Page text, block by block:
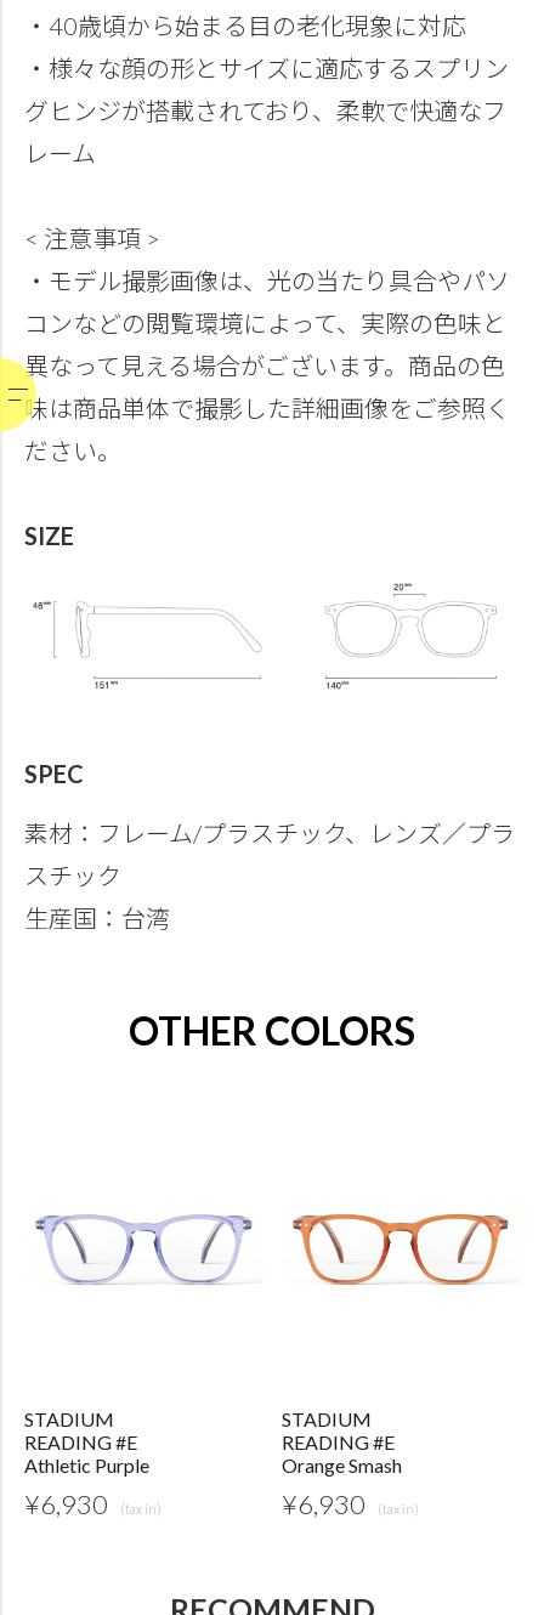
・40歳頃から始まる目の老化現象に対応
・様々な顔の形とサイズに適応するスプリン
グヒンジが搭載されており、柔軟で快適なフ
レーム
< 注意事項 >
・モデル撮影画像は、光の当たり具合やパソ
コンなどの閲覧環境によって、実際の色味と
異なって見える場合がございます。商品の色
味は商品単体で撮影した詳細画像をご参照く
ださい。
SIZE
SPEC
素材：フレーム/プラスチック、レンズ／プラ
スチック
生産国：台湾
OTHER COLORS
STADIUM
READING #E
Athletic Purple
¥6,930
STADIUM
READING #E
Orange Smash
¥6,930